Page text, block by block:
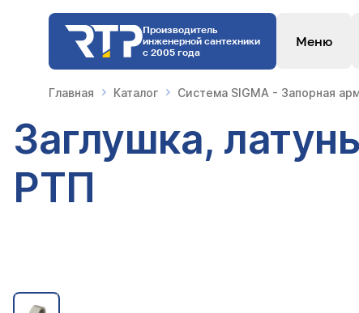
Производитель
инженерной сантехники
с 2005 года
Меню
Главная Каталог Система SIGMA - Запорная
Заглушка,
РТП